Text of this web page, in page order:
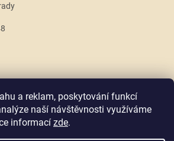
a reklam, poskytování funkcí
naší návštěvnosti využíváme
informací zde.